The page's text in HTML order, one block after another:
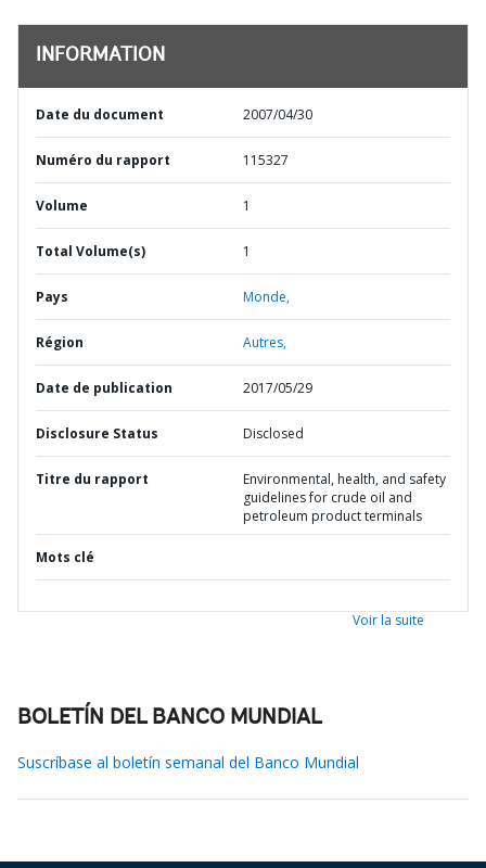
INFORMATION
Date du document 2007/04/30
Numéro du rapport 115327
Volume 1
Total Volume(s) 1
Pays Monde,
Région Autres,
Date de publication 2017/05/29
Disclosure Status Disclosed
Titre du rapport
Environmental, health, and safety
guidelines for crude oil and
petroleum product terminals
Mots clé
Voir la suite
BOLETÍN DEL BANCO MUNDIAL
Suscríbase al boletín semanal del Banco Mundial